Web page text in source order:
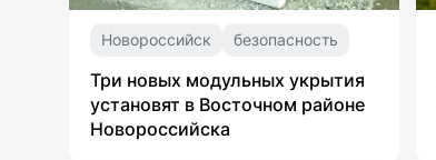
Новороссийск безопасность
Три новых модульных укрытия
установят в Восточном районе
Новороссийска